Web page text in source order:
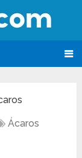
Ácaros